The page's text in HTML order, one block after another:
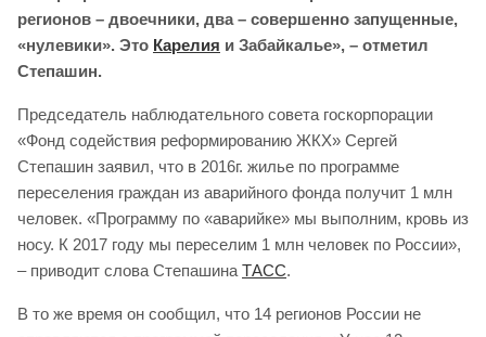
регионов – двоечники, два – совершенно запущенные,
«нулевики». Это Карелия и Забайкалье», – отметил
Степашин.
Председатель наблюдательного совета госкорпорации
«Фонд содействия реформированию ЖКХ» Сергей
Степашин заявил, что в 2016г. жилье по программе
переселения граждан из аварийного фонда получит 1 млн
человек. «Программу по «аварийке» мы выполним, кровь из
носу. К 2017 году мы переселим 1 млн человек по России»,
– приводит слова Степашина ТАСС.
В то же время он сообщил, что 14 регионов России не